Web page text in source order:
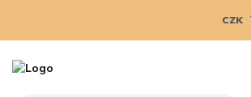
CZK